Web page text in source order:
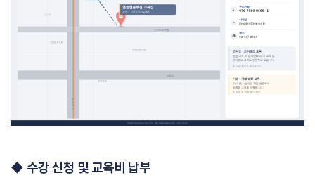
◆ 수강 신청 및 교육비 납부